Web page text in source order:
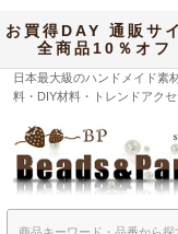
お買得DAY 通販サ
全商品10％オ
日本最大級のハンドメイド素
料・DIY材料・トレンドアク